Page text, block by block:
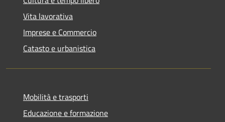
Vita lavorativa
Imprese e Commercio
Catasto e urbanistica
Mobilità e trasporti
Educazione e formazione